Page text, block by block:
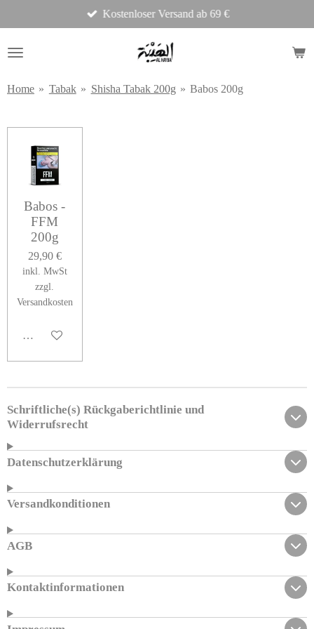
Hauptinhalt
springen
Kostenloser Versand ab 69 €
Home » Tabak » Shisha Tabak 200g » Babos 200g
Babos -
FFM
200g
29,90 €
inkl. MwSt
zzgl.
Versandkosten
In den Warenkorb
Schriftliche(s) Rückgaberichtlinie und
Widerrufsrecht
Datenschutzerklärung
Versandkonditionen
AGB
Kontaktinformationen